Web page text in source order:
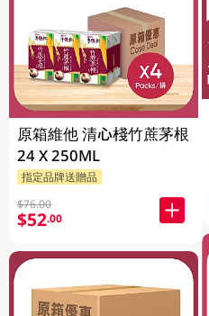
原箱維他 清心棧竹蔗茅根
24 X 250ML
指定品牌送贈品
$76.00
$52.00